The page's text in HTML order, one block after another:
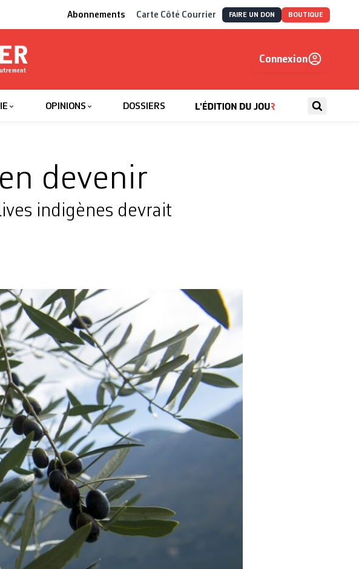
Abonnements Carte Côté Courrier FAIRE UN DON BOUTIQUE
Connexion
OPINIONS DOSSIERS
devenir
indigènes devrait